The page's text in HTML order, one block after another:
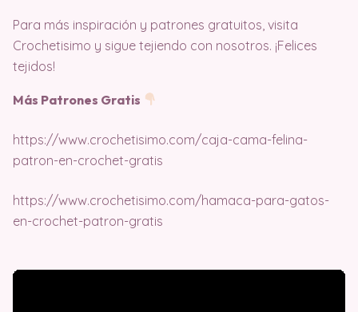
Para más inspiración y patrones gratuitos, visita
Crochetisimo y sigue tejiendo con nosotros. ¡Felices
tejidos!
Más Patrones Gratis
https://www.crochetisimo.com/caja-cama-felina-
patron-en-crochet-gratis
https://www.crochetisimo.com/hamaca-para-gatos-
en-crochet-patron-gratis